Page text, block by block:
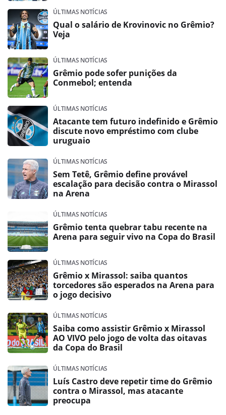
ÚLTIMAS NOTÍCIAS
Qual o salário de Krovinovic no Grêmio?
Veja
ÚLTIMAS NOTÍCIAS
Grêmio pode sofer punições da
Conmebol; entenda
ÚLTIMAS NOTÍCIAS
Atacante tem futuro indefinido e Grêmio
discute novo empréstimo com clube
uruguaio
ÚLTIMAS NOTÍCIAS
Sem Tetê, Grêmio define provável
escalação para decisão contra o Mirassol
na Arena
ÚLTIMAS NOTÍCIAS
Grêmio tenta quebrar tabu recente na
Arena para seguir vivo na Copa do Brasil
ÚLTIMAS NOTÍCIAS
Grêmio x Mirassol: saiba quantos
torcedores são esperados na Arena para
o jogo decisivo
ÚLTIMAS NOTÍCIAS
Saiba como assistir Grêmio x Mirassol
AO VIVO pelo jogo de volta das oitavas
da Copa do Brasil
ÚLTIMAS NOTÍCIAS
Luís Castro deve repetir time do Grêmio
contra o Mirassol, mas atacante
preocupa